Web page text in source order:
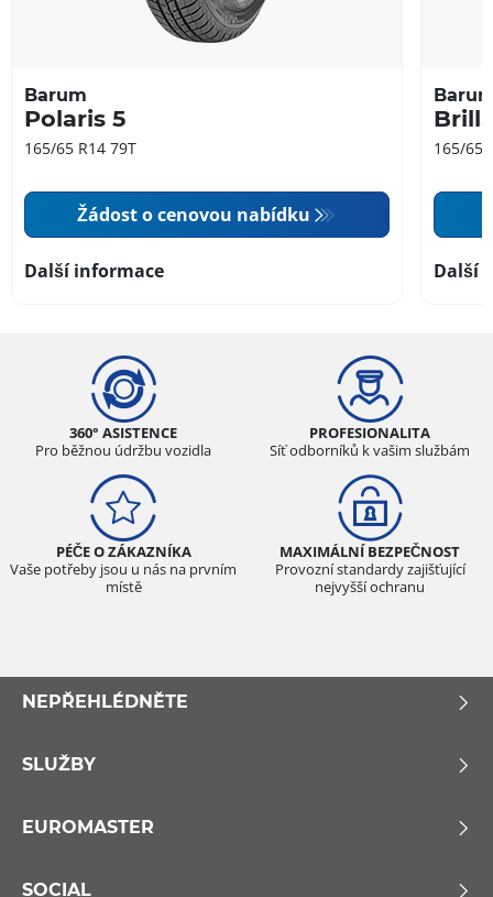
Barum
Polaris 5
165/65 R14 79T
Žádost o cenovou nabídku
Další informace
165/65
Další
360° ASISTENCE
Pro běžnou údržbu vozidla
PROFESIONALITA
Síť odborníků k vašim službám
PÉČE O ZÁKAZNÍKA
Vaše potřeby jsou u nás na prvním
místě
MAXIMÁLNÍ BEZPEČNOST
Provozní standardy zajišťující
nejvyšší ochranu
NEPŘEHLÉDNĚTE
SLUŽBY
EUROMASTER
SOCIAL